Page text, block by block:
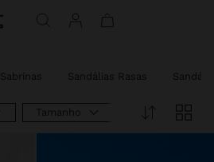
Sabrinas Sandálias Rasas
Tamanho